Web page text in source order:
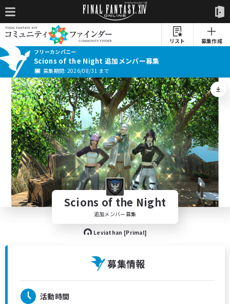
リスト
募集作成
フリーカンパニー
Scions of the Night 追加メンバー募集
募集期間: 2026/08/31 まで
Scions of the Night
追加メンバー募集
Leviathan [Primal]
募集情報
活動時間